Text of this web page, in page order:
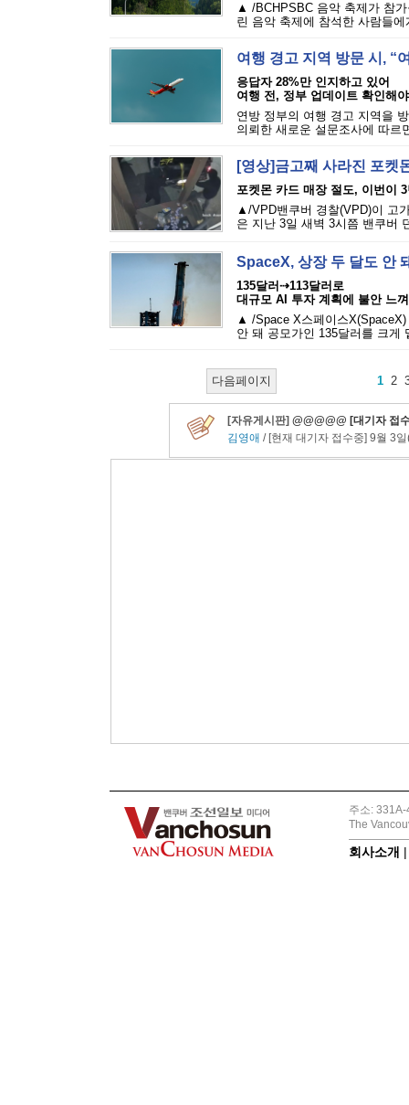
▲ /BCHPSBC 음악 축제가 참
린 음악 축제에 참석한 사람들
여행 경고 지역 방문 시, “
응답자 28%만 인지하고 있어
여행 전, 정부 업데이트 확인해야
연방 정부의 여행 경고 지역을
의뢰한 새로운 설문조사에 따르
[영상]금고째 사라진 포켓
포켓몬 카드 매장 절도, 이번이
▲/VPD밴쿠버 경찰(VPD)이 고
은 지난 3일 새벽 3시쯤 밴쿠버
SpaceX, 상장 두 달도 안
135달러⇢113달러로
대규모 AI 투자 계획에 불안 느껴
▲ /Space X스페이스
안 돼 공모가인 135달러를 크게
다음페이지 1 2
주소:
The
회사소개